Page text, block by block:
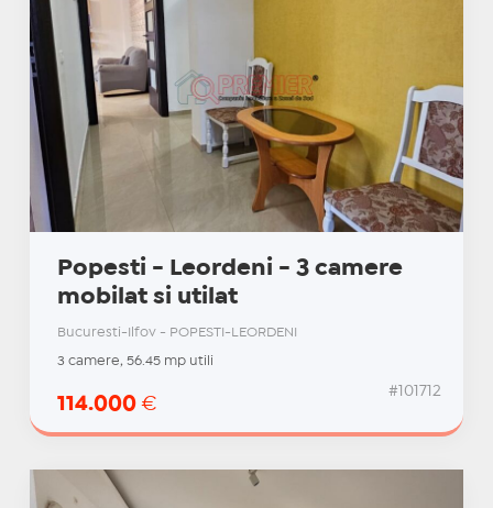
Popesti - Leordeni - 3 camere
mobilat si utilat
Bucuresti-Ilfov - POPESTI-LEORDENI
3 camere, 56.45 mp utili
114.000 €
#101712